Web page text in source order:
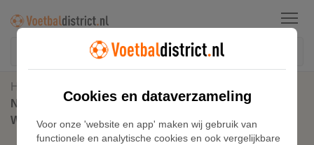
Menu
Home
Nike Air Force 1 Low Retro Premium herenschoenen -
Wit
Cookies en dataverzameling
Voor onze 'website en app' maken wij gebruik van
functionele en analytische cookies en ook vergelijkbare